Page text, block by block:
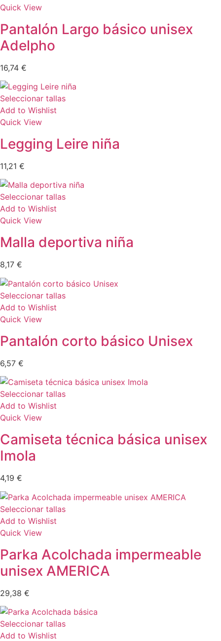
Quick View
Pantalón Largo básico unisex
Adelpho
16,74 €
Seleccionar tallas
Add to Wishlist
Quick View
Legging Leire niña
11,21 €
Seleccionar tallas
Add to Wishlist
Quick View
Malla deportiva niña
8,17 €
Seleccionar tallas
Add to Wishlist
Quick View
Pantalón corto básico Unisex
6,57 €
Seleccionar tallas
Add to Wishlist
Quick View
Camiseta técnica básica unisex
Imola
4,19 €
Seleccionar tallas
Add to Wishlist
Quick View
Parka Acolchada impermeable
unisex AMERICA
29,38 €
Seleccionar tallas
Add to Wishlist